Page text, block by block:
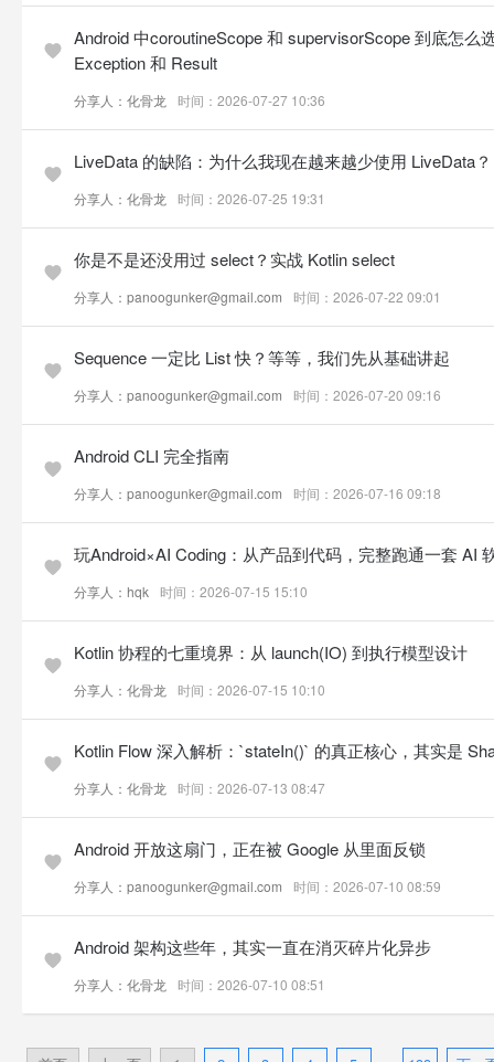
Android 中coroutineScope 和 supervisorScope 到底怎么
Exception 和 Result
分享人：化骨龙 时间：2026-07-27 10:36
LiveData 的缺陷：为什么我现在越来越少使用 LiveData？
分享人：化骨龙 时间：2026-07-25 19:31
你是不是还没用过 select？实战 Kotlin select
分享人：panoogunker@gmail.com 时间：2026-07-22 09:01
Sequence 一定比 List 快？等等，我们先从基础讲起
分享人：panoogunker@gmail.com 时间：2026-07-20 09:16
Android CLI 完全指南
分享人：panoogunker@gmail.com 时间：2026-07-16 09:18
玩Android×AI Coding：从产品到代码，完整跑通一套 AI
分享人：hqk 时间：2026-07-15 15:10
Kotlin 协程的七重境界：从 launch(IO) 到执行模型设计
分享人：化骨龙 时间：2026-07-15 10:10
Kotlin Flow 深入解析：`stateIn()` 的真正核心，其实是
分享人：化骨龙 时间：2026-07-13 08:47
Android 开放这扇门，正在被 Google 从里面反锁
分享人：panoogunker@gmail.com 时间：2026-07-10 08:59
Android 架构这些年，其实一直在消灭碎片化异步
分享人：化骨龙 时间：2026-07-10 08:51